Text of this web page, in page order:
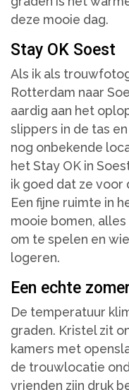
deze mooie dag.
Stay OK Soest
Als ik als
Rotterdam naar
aardig aan het
slippers in de tas
nog onbekende
het Stay OK in
ik goed dat ze voor
Een fijne ruimte in
mooie bomen,
om te spelen en
logeren.
Een echte
De temperatuur
graden. Kristel zit
kamers met
de trouwlocatie
vrienden zijn druk